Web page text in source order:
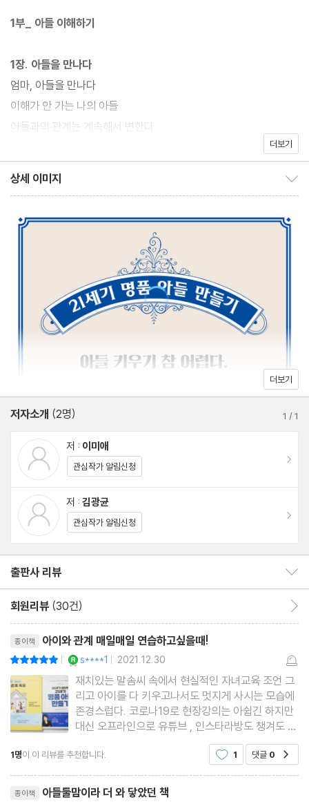
어 주었다면, 이번에는 아들을 키워 낸 엄마로서, 경험 많은 부모 교
저자는 엄마들에게 자주 ‘우리 아들을 명품으로 만들자’고 말한다.
제대로 된 인간, 모두가 탐내는 멋진 남자로 키우자고 말이다. 명품
은 그냥 만들어지지 않는다. 많은 사람의 시간과 노력, 기술과 노하
우를 통해 만들어진다. 그 가치를 알아보는 사람은 명품이 만들어지
는 과정을 신뢰한다. 명품 아들 역시 거저 되는 것이 아니다. 수많은
사람의 힘으로 완성되는 것이다. 그중에서도 엄마의 역할이 가장 중
느껴지던 명품 아들에 대한 스케치가 머릿속에 그려질 것이다.
1부_ 아들 이해하기
1장. 아들을 만나다
엄마, 아들을 만나다
이해가 안 가는 나의 아들
아들과의 관계는 계속해서 변한다
2장. 아들과 대화하기
흥분한 아이와 대화하는 법
때로는 아들의 허풍을 응원하자
아들의 변명과 거짓말
3장. 놓치지 말자, 아들의 멘털 관리
극사춘기가 온다
아들에게 매너를 가르치자
감정도 교육이 필요하다
친구와의 경쟁에 힘들어한다면
[브루스킴 인터뷰 - 인간관계 편]
4장. 아들의 성에 다가가기
성(sex+gender)교육의 필요성
남자아이에게 알려 줘야 할 것들
아들 양육엔 아빠가 필요해
2부_ 21세기 아들이 꼭 알아야 할 것
5장. 요즘 아이, 요즘 디지털
스마트폰, 꼭 사 줘야 하나요?
스마트한 사용법 알려 주기
엄마가 지켜야 할 디지털 기기 사용법
SNS, 포장 속에 가려진 진실을 보자
더보기
상세 이미지
더보기
저자소개 (2명) 1 /1
저 : 이미애
관심작가 알림신청
저 : 김광균
관심작가 알림신청
출판사 리뷰
회원리뷰 (30건)
종이책 아이와 관계 매일매일 연습하고싶을때!
| s****1 | 2021.12.30
재치있는 말솜씨 속에서 현실적인 자녀교육 조언 그
리고 아이를 다 키우고나서도 멋지게 사시는 모습에
존경스럽다. 코로나19로 현장강의는 아쉽긴 하지만
대신 오프라인으로 유튜브 , 인스타라방도 챙겨도 보
는 편이다. 유아기에는 어떻게 키우면되는지에 대한
조언들을 되내이며 워밍업을 해왔다. 드디어 내년이
회생활에 들어가는
1명이 이 리뷰를 추천합니다. 1 댓글 0
종이책 아들둘맘이라 더 와 닿았던 책